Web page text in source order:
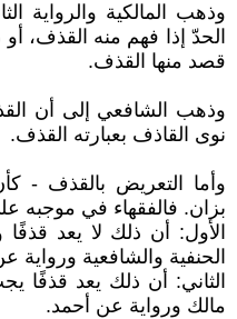
وذهب المالكية والرواية
الحدّ إذا فهم منه القذف،
قصد منها القذف.
وذهب الشافعي إلى أن
نوى القاذف بعبارته القذف.
وأما التعريض بالقذف -
بزان. فالفقهاء في موجبه
الأول: أن ذلك لا يعد
الحنفية والشافعية ورواية
الثاني: أن ذلك يعد قذفًا
مالك ورواية عن أحمد.